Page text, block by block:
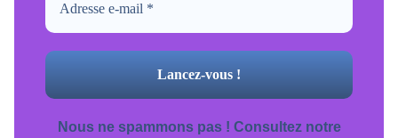
Nous ne spammons pas ! Consultez notre